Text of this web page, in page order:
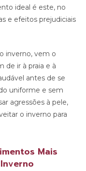
ideal é este, no
e efeitos prejudiciais
inverno, vem o
de ir à praia e à
antes de se
uniforme e sem
agressões à pele,
o inverno para
Mais